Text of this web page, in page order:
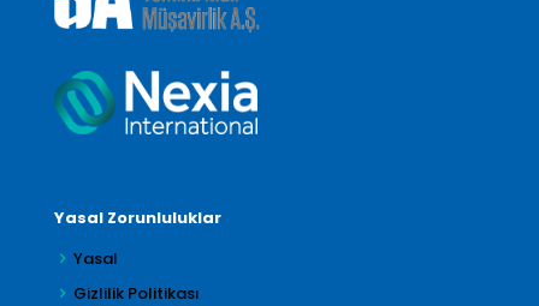
Yasal Zorunluluklar
Yasal
Gizlilik Politikası